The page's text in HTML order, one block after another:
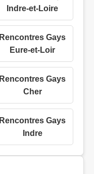
Indre-et-Loire
Rencontres Gays
Eure-et-Loir
Rencontres Gays
Cher
Rencontres Gays
Indre